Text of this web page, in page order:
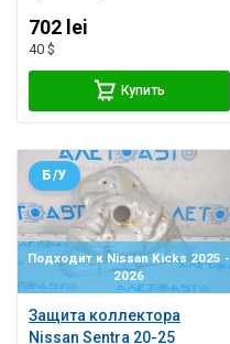
702 lei
40 $
Купить
Подходит к Nissan Kicks 2025 -
2026
Защита коллектора
Nissan Sentra 20-25
Б/У